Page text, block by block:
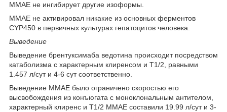
ММАЕ не ингибирует другие изоформы.
ММАЕ не активировал никакие из основных ферментов
CYP450 в первичных культурах гепатоцитов человека.
Выведение
Выведение брентуксимаба ведотина происходит посредством
катаболизма с характерным клиренсом и T1/2, равными
1.457 л/сут и 4-6 сут соответственно.
Выведение ММАЕ было ограничено скоростью его
высвобождения из конъюгата с моноклональным антителом,
характерный клиренс и T1/2 ММАЕ составили 19.99 л/сут и 3-